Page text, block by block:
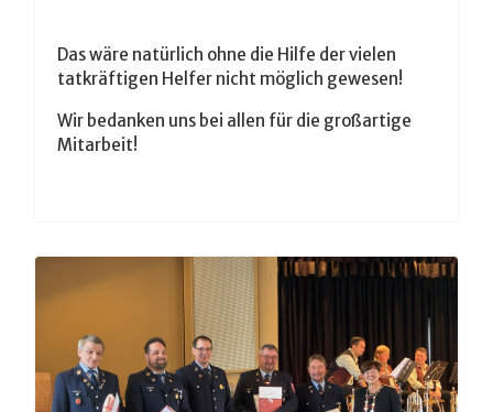
Das wäre natürlich ohne die Hilfe der vielen
tatkräftigen Helfer nicht möglich gewesen!
Wir bedanken uns bei allen für die großartige
Mitarbeit!